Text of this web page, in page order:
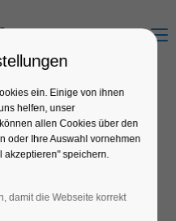
Menu
Brandenburg
ein. Einige von ihnen
helfen, unser
allen Cookies über den
oder Ihre Auswahl vornehmen
akzeptieren" speichern.
damit die Webseite korrekt